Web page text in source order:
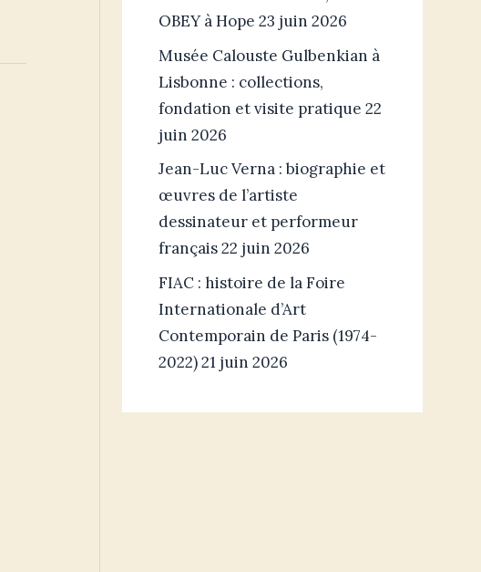
OBEY à Hope 23 juin 2026
Musée Calouste Gulbenkian à
Lisbonne : collections,
fondation et visite pratique 22
juin 2026
Jean-Luc Verna : biographie et
œuvres de l’artiste
dessinateur et performeur
français22 juin 2026
FIAC : histoire de la Foire
Internationale d’Art
Contemporain de Paris (1974-
2022)21 juin 2026